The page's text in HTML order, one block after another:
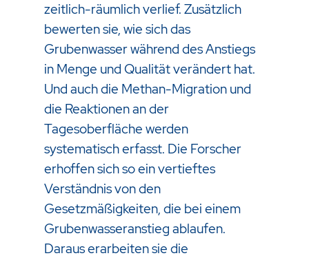
zeitlich-räumlich verlief. Zusätzlich
bewerten sie, wie sich das
Grubenwasser während des Anstiegs
in Menge und Qualität verändert hat.
Und auch die Methan-Migration und
die Reaktionen an der
Tagesoberfläche werden
systematisch erfasst. Die Forscher
erhoffen sich so ein vertieftes
Verständnis von den
Gesetzmäßigkeiten, die bei einem
Grubenwasseranstieg ablaufen.
Daraus erarbeiten sie die